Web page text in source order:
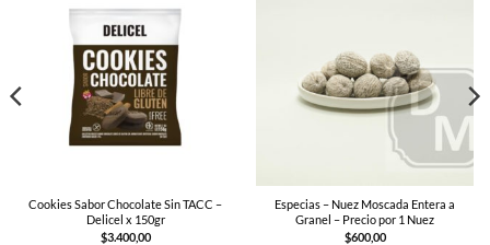
Cookies Sabor Chocolate Sin TACC –
Delicel x 150gr
$3.400,00
Especias – Nuez Moscada Entera a
Granel – Precio por 1 Nuez
$600,00